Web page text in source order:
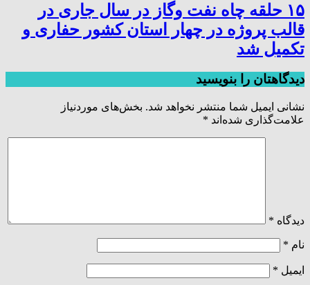
۱۵ حلقه چاه نفت وگاز در سال جاری در
قالب پروژه در چهار استان کشور حفاری و
تکمیل شد
دیدگاهتان را بنویسید
نشانی ایمیل شما منتشر نخواهد شد. بخش‌های موردنیاز
علامت‌گذاری شده‌اند *
دیدگاه *
نام *
ایمیل *